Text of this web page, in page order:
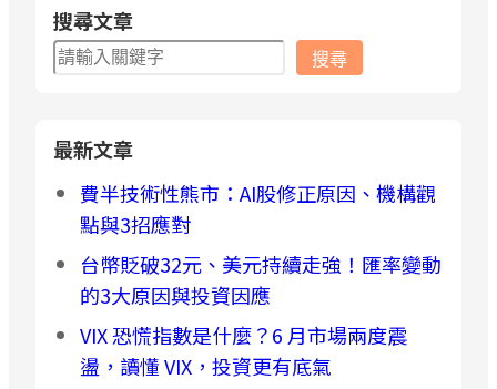
搜尋文章
搜
尋
搜尋
最新文章
費半技術性熊市：AI股修正原因、機構觀
點與3招應對
台幣貶破32元、美元持續走強！匯率變動
的3大原因與投資因應
VIX 恐慌指數是什麼？6 月市場兩度震
盪，讀懂 VIX，投資更有底氣